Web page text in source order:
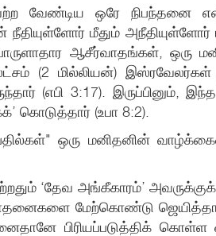
வேண்டிய ஒரே நிபந்தனை
மீதும் அநீதியுள்ளோர்
ஆசீர்வாதங்கள், ஒரு
(2 மில்லியன்) இஸ்ரவேலர்கள்
(எபி 3:17). இருப்பினும்,
கொடுத்தார் (உபா 8:2).
ஒரு மனிதனின்
‘தேவ அங்கீகாரம்’
மேற்கொண்டு
பிரியப்படுத்திக் கொள்ள